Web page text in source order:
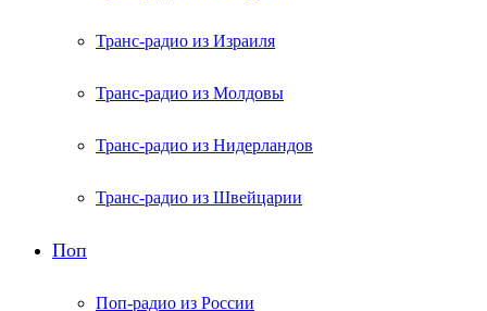
Транс-радио из Израиля
Транс-радио из Молдовы
Транс-радио из Нидерландов
Транс-радио из Швейцарии
Поп
Поп-радио из России